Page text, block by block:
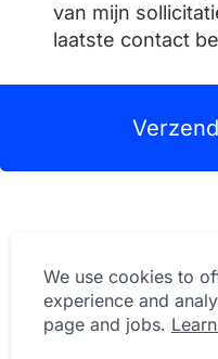
van mijn
laatste contact
We use cookies to
experience and
page and jobs.